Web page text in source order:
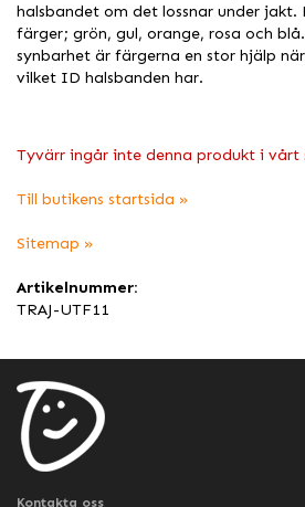
halsbandet om det lossnar under jakt.
färger; grön, gul, orange, rosa och
synbarhet är färgerna en stor hjälp
vilket ID halsbanden har.
Tyvärr ingår inte denna produkt i
Till butikens startsida »
Sitemap »
Artikelnummer:
TRAJ-UTF11
Kontakta oss